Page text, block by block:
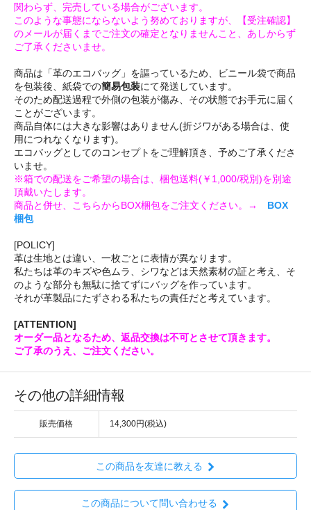
関わらず、完売している場合がございます。
このような事態にならないよう努めておりますが、【受注確認】
のメールが届くまでご注文の確定となりませんこと、あしからず
ご了承くださいませ。
商品は「革のエコバッグ」を謳っているため、ビニール袋で商品
を包装後、紙袋での簡易包装にて発送しています。
そのため配送過程で外側の包装が傷み、その状態でお手元に届く
ことがございます。
商品自体には大きな影響はありません(折ジワがある場合は、使
用につれなくなります)。
エコバッグとしてのコンセプトをご理解頂き、予めご了承くださ
いませ。
※箱での配送をご希望の場合は、梱包送料(￥1,000/税別)を別途
頂戴いたします。
商品と併せ、こちらからBOX梱包をご注文ください。→ BOX
梱包
[POLICY]
革は生地とは違い、一枚ごとに表情が異なります。
私たちは革のキズや色ムラ、シワなどは天然素材の証と考え、そ
のような部分も無駄に捨てずにバッグを作っています。
それが革製品にたずさわる私たちの責任だと考えています。
[ATTENTION]
オーダー品となるため、返品交換は不可とさせて頂きます。
ご了承のうえ、ご注文ください。
その他の詳細情報
販売価格 14,300円(税込)
この商品を友達に教える
この商品について問い合わせる